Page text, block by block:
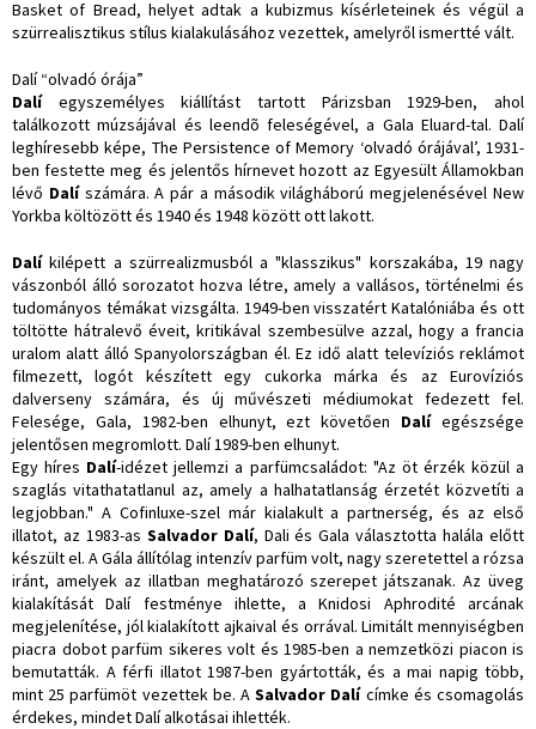
Basket of Bread, helyet adtak a kubizmus kísérleteinek és végül a
szürrealisztikus stílus kialakulásához vezettek, amelyről ismertté vált.
Dalí “olvadó órája”
Dalí egyszemélyes kiállítást tartott Párizsban 1929-ben, ahol
találkozott múzsájával és leendõ feleségével, a Gala Eluard-tal. Dalí
leghíresebb képe, The Persistence of Memory ‘olvadó órájával’, 1931-
ben festette meg és jelentős hírnevet hozott az Egyesült Államokban
lévő Dalí számára. A pár a második világháború megjelenésével New
Yorkba költözött és 1940 és 1948 között ott lakott.
Dalíkilépett a szürrealizmusból a "klasszikus" korszakába, 19 nagy
vászonból álló sorozatot hozva létre, amely a vallásos, történelmi és
tudományos témákat vizsgálta. 1949-ben visszatért Katalóniába és ott
töltötte hátralevő éveit, kritikával szembesülve azzal, hogy a francia
uralom alatt álló Spanyolországban él. Ez idő alatt televíziós reklámot
filmezett, logót készített egy cukorka márka és az Eurovíziós
dalverseny számára, és új művészeti médiumokat fedezett fel.
Felesége, Gala, 1982-ben elhunyt, ezt követően Dalíegészsége
jelentősen megromlott. Dalí 1989-ben elhunyt.
Egy híres Dalí-idézet jellemzi a parfümcsaládot: "Az öt érzék közül a
szaglás vitathatatlanul az, amely a halhatatlanság érzetét közvetíti a
legjobban." A Cofinluxe-szel már kialakult a partnerség, és az első
illatot, az 1983-as Salvador Dalí, Dali és Gala választotta halála előtt
készült el. A Gála állítólag intenzív parfüm volt, nagy szeretettel a rózsa
iránt, amelyek az illatban meghatározó szerepet játszanak. Az üveg
kialakítását Dalí festménye ihlette, a Knidosi Aphrodité arcának
megjelenítése, jól kialakított ajkaival és orrával. Limitált mennyiségben
piacra dobot parfüm sikeres volt és 1985-ben a nemzetközi piacon is
bemutatták. A férfi illatot 1987-ben gyártották, és a mai napig több,
mint 25 parfümöt vezettek be. A Salvador Dalí címke és csomagolás
érdekes, mindet Dalí alkotásai ihlették.